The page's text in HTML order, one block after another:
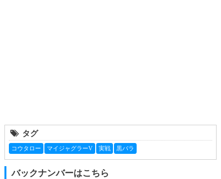
タグ
コウタロー マイジャグラーV 実戦 黒バラ
バックナンバーはこちら